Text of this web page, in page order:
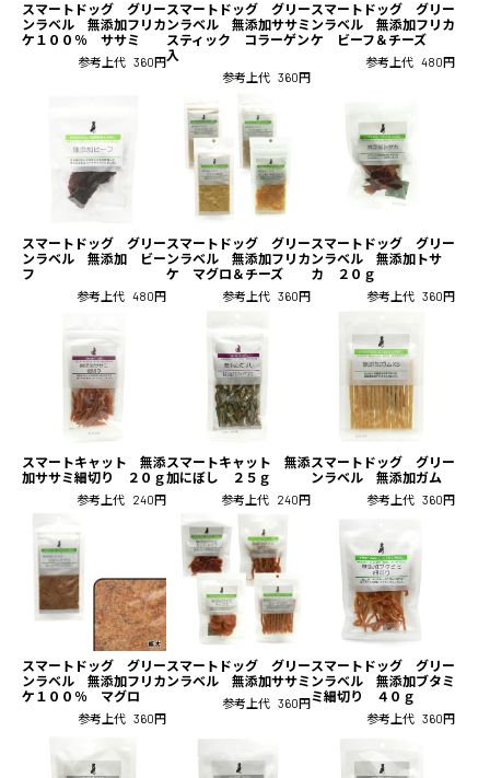
スマートドッグ グリー
ンラベル 無添加フリカ
ケ１００％ ササミ
参考上代 360円
スマートドッグ グリー
ンラベル 無添加ササミ
スティック コラーゲン
入
参考上代 360円
スマートドッグ グリー
ンラベル 無添加フリカ
ケ ビーフ＆チーズ
参考上代 480円
スマートドッグ グリー
ンラベル 無添加 ビー
フ
参考上代 480円
スマートドッグ グリー
ンラベル 無添加フリカ
ケ マグロ＆チーズ
参考上代 360円
スマートドッグ グリー
ンラベル 無添加トサ
カ ２０ｇ
参考上代 360円
スマートキャット 無添
加ササミ細切り ２０ｇ
参考上代 240円
スマートキャット 無添
加にぼし ２５ｇ
参考上代 240円
スマートドッグ グリー
ンラベル 無添加ガム
参考上代 360円
スマートドッグ グリー
ンラベル 無添加フリカ
ケ１００％ マグロ
参考上代 360円
スマートドッグ グリー
ンラベル 無添加ササミ
参考上代 360円
スマートドッグ グリー
ンラベル 無添加ブタミ
ミ細切り ４０ｇ
参考上代 360円